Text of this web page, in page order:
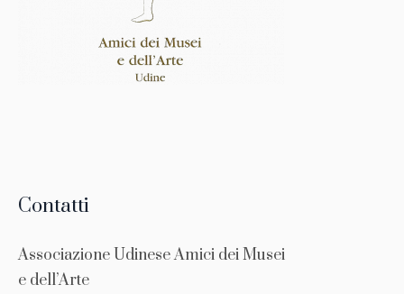
Contatti
Associazione Udinese Amici dei Musei
e dell’Arte